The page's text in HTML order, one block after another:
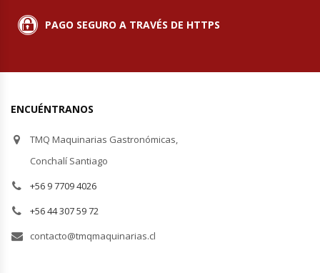
Vitrinas Pasteleras
Vitrinas Refrigeradas
PAGO SEGURO A TRAVÉS DE HTTPS
ENCUÉNTRANOS
TMQ Maquinarias Gastronómicas,
Conchalí Santiago
+56 9 7709 4026
+56 44 307 59 72
contacto@tmqmaquinarias.cl